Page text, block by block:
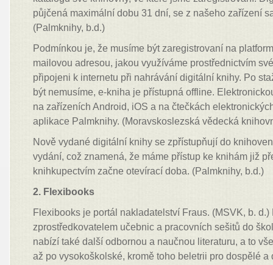
půjčená maximální dobu 31 dní, se z našeho zařízení
(Palmknihy, b.d.)
Podmínkou je, že musíme být zaregistrovaní na
mailovou adresou, jakou využíváme prostřednictvím
připojeni k internetu při nahrávání digitální knihy. Po
být nemusíme, e-kniha je přístupná offline.
na zařízeních Android, iOS a na čtečkách
aplikace Palmknihy. (Moravskoslezská vědecká
Nově vydané digitální knihy se zpřístupňují do
vydání, což znamená, že máme přístup ke knihám již
knihkupectvím začne otevírací doba. (Palmknihy, b.d.)
2. Flexibooks
Flexibooks je portál nakladatelství Fraus. (MSVK, b. d.)
zprostředkovatelem učebnic a pracovních sešitů do
nabízí také další odbornou a naučnou literaturu, a to
až po vysokoškolské, kromě toho beletrii pro dospělé a